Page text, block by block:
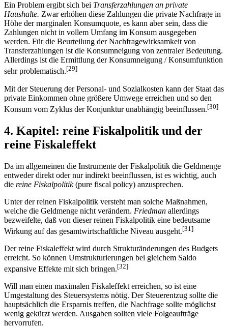
Ein Problem ergibt sich bei Transferzahlungen an private
Haushalte. Zwar erhöhen diese Zahlungen die private Nachfrage in
Höhe der marginalen Konsumquote, es kann aber sein, dass die
Zahlungen nicht in vollem Umfang im Konsum ausgegeben
werden. Für die Beurteilung der Nachfragewirksamkeit von
Transferzahlungen ist die Konsumneigung von zentraler Bedeutung.
Allerdings ist die Ermittlung der Konsumneigung / Konsumfunktion
sehr problematisch.[29]
Mit der Steuerung der Personal- und Sozialkosten kann der Staat das
private Einkommen ohne größere Umwege erreichen und so den
Konsum vom Zyklus der Konjunktur unabhängig beeinflussen.[30]
4. Kapitel: reine Fiskalpolitik und der
reine Fiskaleffekt
Da im allgemeinen die Instrumente der Fiskalpolitik die Geldmenge
entweder direkt oder nur indirekt beeinflussen, ist es wichtig, auch
die reine Fiskalpolitik(pure fiscal policy) anzusprechen.
Unter der reinen Fiskalpolitik versteht man solche Maßnahmen,
welche die Geldmenge nicht verändern. Friedman allerdings
bezweifelte, daß von dieser reinen Fiskalpolitik eine bedeutsame
Wirkung auf das gesamtwirtschaftliche Niveau ausgeht.[31]
Der reine Fiskaleffekt wird durch Strukturänderungen des Budgets
erreicht. So können Umstrukturierungen bei gleichem Saldo
expansive Effekte mit sich bringen.[32]
Will man einen maximalen Fiskaleffekt erreichen, so ist eine
Umgestaltung des Steuersystems nötig. Der Steuerentzug sollte die
hauptsächlich die Ersparnis treffen, die Nachfrage sollte möglichst
wenig gekürzt werden. Ausgaben sollten viele Folgeaufträge
hervorrufen.